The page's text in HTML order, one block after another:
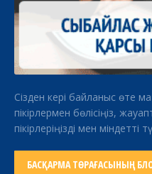
Сізден кері байланыс өте
пікірлермен бөлісіңіз,
пікірлеріңізді мен міндетті
БАСҚАРМА ТӨРАҒАСЫНЫҢ